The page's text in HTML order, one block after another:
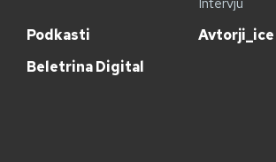
Podkasti
Avtorji_ice
Beletrina Digital